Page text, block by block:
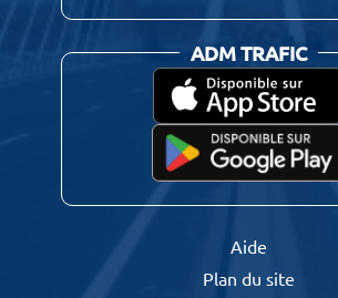
ADM TRAFIC
Aide
Plan du site